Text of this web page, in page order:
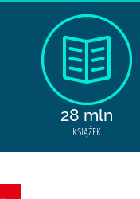
28 mln
KSIĄŻEK